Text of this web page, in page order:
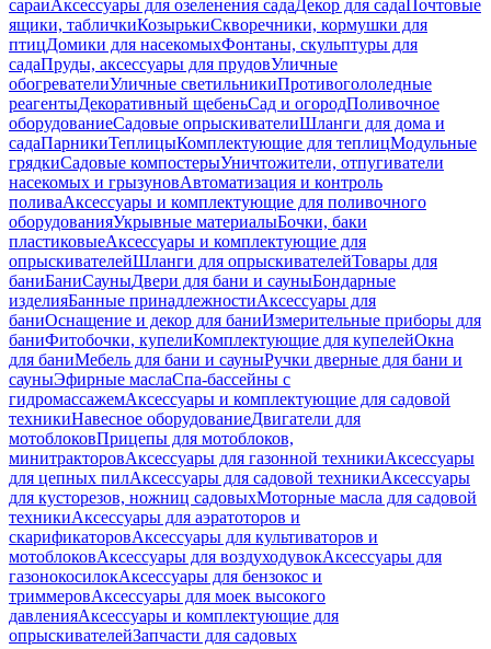
сараиАксессуары для озеленения садаДекор для садаПочтовые
ящики, табличкиКозырькиСкворечники, кормушки для
птицДомики для насекомыхФонтаны, скульптуры для
садаПруды, аксессуары для прудовУличные
обогревателиУличные светильникиПротивогололедные
реагентыДекоративный щебеньСад и огородПоливочное
оборудованиеСадовые опрыскивателиШланги для дома и
садаПарникиТеплицыКомплектующие для теплицМодульные
грядкиСадовые компостерыУничтожители, отпугиватели
насекомых и грызуновАвтоматизация и контроль
поливаАксессуары и комплектующие для поливочного
оборудованияУкрывные материалыБочки, баки
пластиковыеАксессуары и комплектующие для
опрыскивателейШланги для опрыскивателейТовары для
баниБаниСауныДвери для бани и сауныБондарные
изделияБанные принадлежностиАксессуары для
баниОснащение и декор для баниИзмерительные приборы для
баниФитобочки, купелиКомплектующие для купелейОкна
для баниМебель для бани и сауныРучки дверные для бани и
сауныЭфирные маслаСпа-бассейны с
гидромассажемАксессуары и комплектующие для садовой
техникиНавесное оборудованиеДвигатели для
мотоблоковПрицепы для мотоблоков,
минитракторовАксессуары для газонной техникиАксессуары
для цепных пилАксессуары для садовой техникиАксессуары
для кусторезов, ножниц садовыхМоторные масла для садовой
техникиАксессуары для аэратоторов и
скарификаторовАксессуары для культиваторов и
мотоблоковАксессуары для воздуходувокАксессуары для
газонокосилокАксессуары для бензокос и
триммеровАксессуары для моек высокого
давленияАксессуары и комплектующие для
опрыскивателейЗапчасти для садовых